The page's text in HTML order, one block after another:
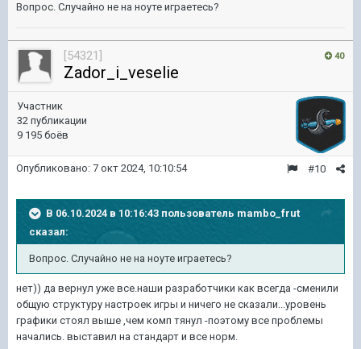
Вопрос. Случайно не на ноуте играетесь?
40
[54321]
Zador_i_veselie
Участник
32 публикации
9 195 боёв
#10
Опубликовано: 7 окт 2024, 10:10:54
В 06.10.2024 в 10:16:43 пользователь mambo_frut
сказал:
Вопрос. Случайно не на ноуте играетесь?
нет)) да вернул уже все.наши разработчики как всегда -сменили
общую структуру настроек игры и ничего не сказали...уровень
графики стоял выше ,чем комп тянул -поэтому все проблемы
начались. выставил на стандарт и все норм.